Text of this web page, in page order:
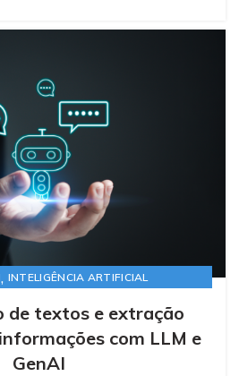
, INTELIGÊNCIA ARTIFICIAL
de textos e extração
com LLM e
GenAI